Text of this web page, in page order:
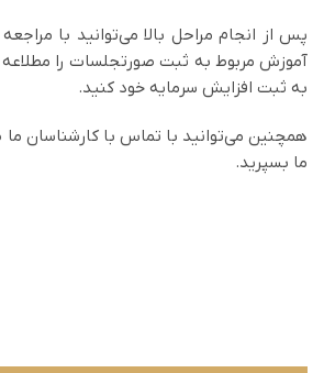
پس از انجام مراحل بالا می‌توانید با
آموزش مربوط به ثبت صورتجلسات را مطلاعه
به ثبت افزایش سرمایه خود کنید.
همچنین می‌توانید با تماس با کارشناسان
ما بسپرید.